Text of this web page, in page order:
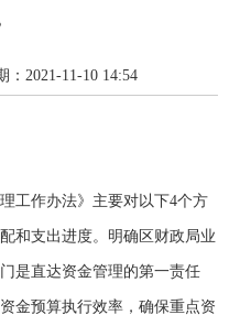
：2021-11-10 14:54
作办法》主要对以下4个方
和支出进度。明确区财政局业
是直达资金管理的第一责任
金预算执行效率，确保重点资